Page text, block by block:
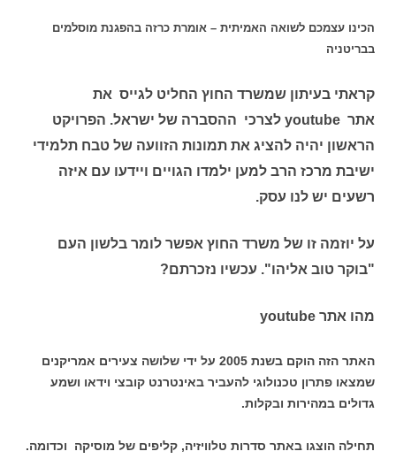
הכינו עצמכם לשואה האמיתית – אומרת כרזה בהפגנת מוסלמים
בבריטניה
קראתי בעיתון שמשרד החוץ החליט לגייס את
אתר youtube לצרכי ההסברה של ישראל. הפרויקט
הראשון יהיה להציג את תמונות הזוועה של טבח תלמידי
ישיבת מרכז הרב למען ילמדו הגויים ויידעו עם איזה
רשעים יש לנו עסק.
על יוזמה זו של משרד החוץ אפשר לומר בלשון העם
"בוקר טוב אליהו". עכשיו נזכרתם?
מהו אתר youtube
האתר הזה הוקם בשנת 2005 על ידי שלושה צעירים אמריקנים
שמצאו פתרון טכנולוגי להעביר באינטרנט קובצי וידאו ושמע
גדולים במהירות ובקלות.
תחילה הוצגו באתר סדרות טלוויזיה, קליפים של מוסיקה וכדומה.